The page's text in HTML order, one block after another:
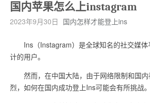
国内苹果怎么上instagram
2023年9月30日 国内怎样才能登上ins
Ins（Instagram）是全球知名的社交媒体
计的用户。
然而，在中国大陆，由于网络限制和国内
烈，如何在国内成功登上Ins可能会有所挑战。